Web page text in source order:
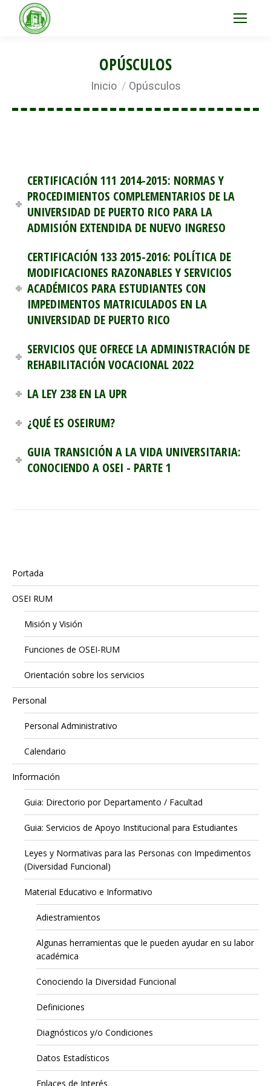
OPÚSCULOS
Estás aquí:
Inicio Opúsculos
CERTIFICACIÓN 111 2014-2015: NORMAS Y
PROCEDIMIENTOS COMPLEMENTARIOS DE LA
UNIVERSIDAD DE PUERTO RICO PARA LA
ADMISIÓN EXTENDIDA DE NUEVO INGRESO
CERTIFICACIÓN 133 2015-2016: POLÍTICA DE
MODIFICACIONES RAZONABLES Y SERVICIOS
ACADÉMICOS PARA ESTUDIANTES CON
IMPEDIMENTOS MATRICULADOS EN LA
UNIVERSIDAD DE PUERTO RICO
SERVICIOS QUE OFRECE LA ADMINISTRACIÓN DE
REHABILITACIÓN VOCACIONAL 2022
LA LEY 238 EN LA UPR
¿QUÉ ES OSEIRUM?
GUIA TRANSICIÓN A LA VIDA UNIVERSITARIA:
CONOCIENDO A OSEI - PARTE 1
Portada
OSEI RUM
Misión y Visión
Funciones de OSEI-RUM
Orientación sobre los servicios
Personal
Personal Administrativo
Calendario
Información
Guia: Directorio por Departamento / Facultad
Guia: Servicios de Apoyo Institucional para Estudiantes
Leyes y Normativas para las Personas con Impedimentos
(Diversidad Funcional)
Material Educativo e Informativo
Adiestramientos
Algunas herramientas que le pueden ayudar en su labor
académica
Conociendo la Diversidad Funcional
Definiciones
Diagnósticos y/o Condiciones
Datos Estadísticos
Enlaces de Interés